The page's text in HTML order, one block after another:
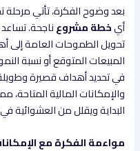
بعد وضوح الفكرة، تأتي
أيخطة مشروعناجحة. تساعد
تحويل الطموحات العامة إلى
المبيعات المتوقع أو نسبة
في تحديد أهداف قصيرة
والإمكانات المالية
البداية ويقلل من العشوائية في
مواءمة الفكرة مع